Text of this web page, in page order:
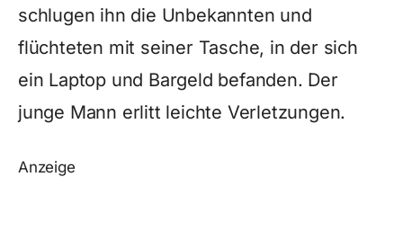
schlugen ihn die Unbekannten und
flüchteten mit seiner Tasche, in der sich
ein Laptop und Bargeld befanden. Der
junge Mann erlitt leichte Verletzungen.
Anzeige